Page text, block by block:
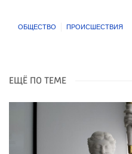
ОБЩЕСТВО ПРОИСШЕСТВИЯ
ЕЩЁ ПО ТЕМЕ